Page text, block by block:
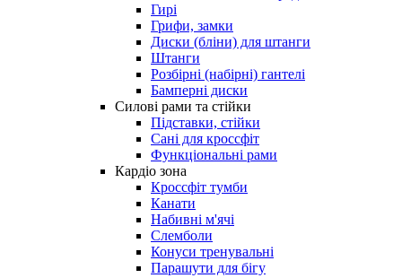
Гирі
Грифи, замки
Диски (бліни) для штанги
Штанги
Розбірні (набірні) гантелі
Бамперні диски
Силові рами та стійки
Підставки, стійки
Сані для кроссфіт
Функціональні рами
Кардіо зона
Кроссфіт тумби
Канати
Набивні м'ячі
Слемболи
Конуси тренувальні
Парашути для бігу